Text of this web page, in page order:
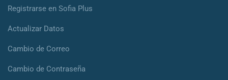
Registrarse en Sofia Plus
Actualizar Datos
Cambio de Correo
Cambio de Contraseña